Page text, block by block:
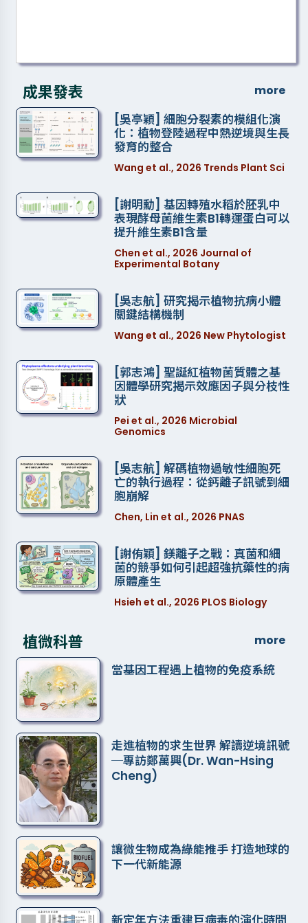
成果發表 more
[吳亭穎] 細胞分裂素的模組化演
化：植物登陸過程中熱逆境與生長
發育的整合
Wang et al., 2026 Trends Plant Sci
[謝明勳] 基因轉殖水稻於胚乳中
表現酵母菌維生素B1轉運蛋白可以
提升維生素B1含量
Chen et al., 2026 Journal of
Experimental Botany
[吳志航] 研究揭示植物抗病小體
關鍵結構機制
Wang et al., 2026 New Phytologist
[郭志鴻] 聖誕紅植物菌質體之基
因體學研究揭示效應因子與分枝性
狀
Pei et al., 2026 Microbial
Genomics
[吳志航] 解碼植物過敏性細胞死
亡的執行過程：從鈣離子訊號到細
胞崩解
Chen, Lin et al., 2026 PNAS
[謝侑穎] 鎂離子之戰：真菌和細
菌的競爭如何引起超強抗藥性的病
原體產生
Hsieh et al., 2026 PLOS Biology
植微科普 more
當基因工程遇上植物的免疫系統
走進植物的求生世界 解讀逆境訊號
─專訪鄭萬興(Dr. Wan-Hsing
Cheng)
讓微生物成為綠能推手 打造地球的
下一代新能源